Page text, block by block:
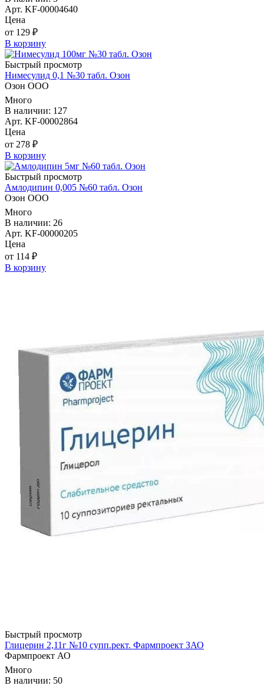
Арт. KF-00004640
Цена
от 129 ₽
В корзину
Быстрый просмотр
Нимесулид 0,1 №30 табл. Озон
Озон ООО
Много
В наличии: 127
Арт. KF-00002864
Цена
от 278 ₽
В корзину
Быстрый просмотр
Амлодипин 0,005 №60 табл. Озон
Озон ООО
Много
В наличии: 26
Арт. KF-00000205
Цена
от 114 ₽
В корзину
Быстрый просмотр
Глицерин 2,11г №10 супп.рект. Фармпроект ЗАО
Фармпроект АО
Много
В наличии: 50